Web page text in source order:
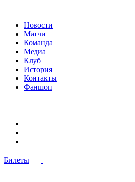
Новости
Матчи
Команда
Медиа
Клуб
История
Контакты
Фаншоп
Билеты